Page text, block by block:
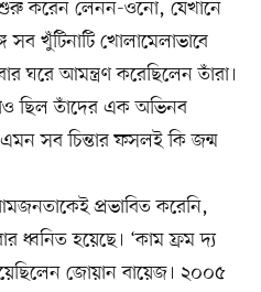
শুরু করেন লেনন-ওনো, যেখানে
সব খুঁটিনাটি খোলামেলাভাবে
ঘরে আমন্ত্রণ করেছিলেন তাঁরা।
ছিল তাঁদের এক অভিনব
এমন সব চিন্তার ফসলই কি জন্ম
প্রভাবিত করেনি,
ধ্বনিত হয়েছে। ‘কাম ফ্রম দ্য
জোয়ান বায়েজ। ২০০৫